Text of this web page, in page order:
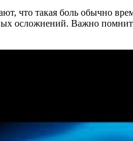
что такая боль обычно
осложнений. Важно